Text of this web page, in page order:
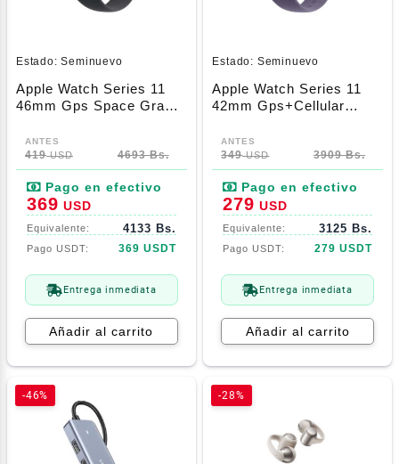
Estado:Seminuevo
Apple Watch Series 11
46mm Gps Space Gray
Sport Band M/L
419USD 4693 Bs.
369 USD
4133 Bs.
369 USDT
Entrega inmediata
Añadir al carrito
Estado: Seminuevo
Apple Watch Series 11
42mm Gps+Cellular
Purple Fog Sport Band
S/M (Rayas En Pantalla)
349USD 3909 Bs.
279 USD
3125 Bs.
279 USDT
Entrega inmediata
Añadir al carrito
-46% -28%